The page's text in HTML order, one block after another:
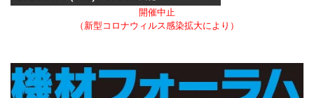
開催中止
（新型コロナウィルス感染拡大により）